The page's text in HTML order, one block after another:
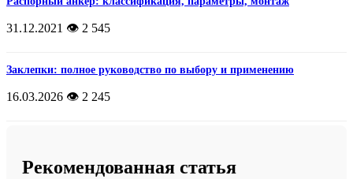
31.12.2021 👁️ 2 545
Заклепки: полное руководство по выбору и применению
16.03.2026 👁️ 2 245
Рекомендованная статья